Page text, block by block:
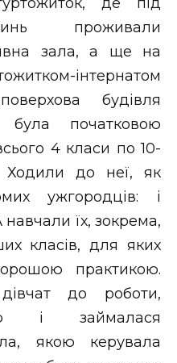
проживали
зала, а ще на
інтернатом
будівля
початковою
4 класи по 10-
Ходили до неї, як
ужгородців: і
навчали їх, зокрема,
класів, для яких
практикою.
до роботи,
і займалася
якою керувала